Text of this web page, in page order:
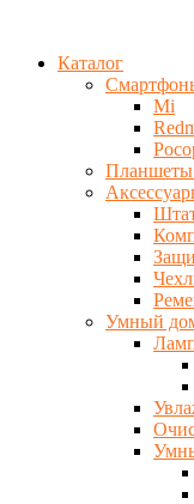
Каталог
Mi
Умный